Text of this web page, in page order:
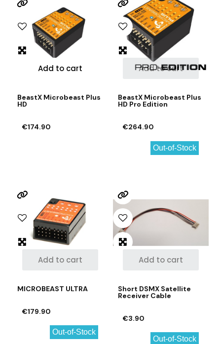
Add to cart
BeastX Microbeast Plus
HD
€174.90
Add to cart
BeastX Microbeast Plus
HD Pro Edition
€264.90
Out-of-Stock
Add to cart
MICROBEAST ULTRA
€179.90
Out-of-Stock
Add to cart
Short DSMX Satellite
Receiver Cable
€3.90
Out-of-Stock